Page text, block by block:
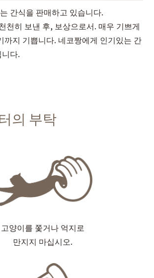
간식을 판매하고 있습니다.
천히 보낸 후, 보상으로서. 매우 기쁘게
까지 기쁩니다. 네코짱에게 인기있는 간
다.
의 부탁
고양이를 쫓거나 억지로
만지지 마십시오.